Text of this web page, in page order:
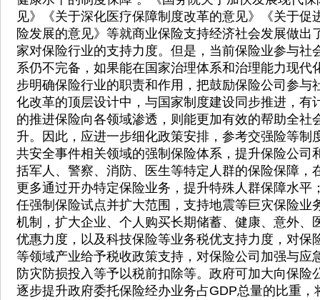
见》《关于深化医疗保障制度改革的意见》《关于促
险发展的意见》等就商业保险支持经济社会发展做出
家对保险行业的支持力度。但是，当前保险业参与社
系仍不完备，如果能在国家治理体系和治理能力现代
步明确保险行业的职责和作用，把鼓励保险公司参与
化改革的顶层设计中，与国家制度建设同步推进，有
的推进保险向各领域渗透，则能更加有效的帮助全社
升。因此，应进一步细化政策安排，参考交强险等制
共安全事件相关领域的强制保险体系，提升保险公司
括军人、警察、消防、医生等特定人群的保险保障，
更多通过开办特定保险业务，提升特殊人群保障水平
任强制保险试点并扩大范围，支持地震等巨灾保险业
机制，扩大企业、个人购买长期储蓄、健康、意外、
优惠力度，以及科技保险等业务税优支持力度，对保
等领域产业给予税收政策支持，对保险公司加强与应
防灾防损投入等予以税前扣除等。政府可加大向保险
逐步提升政府委托保险经办业务占GDP总量的比重，